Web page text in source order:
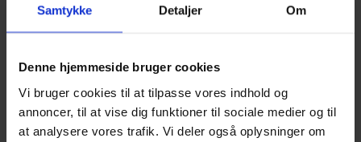
Samtykke Detaljer Om
Denne hjemmeside bruger cookies
Vi bruger cookies til at tilpasse vores indhold og
annoncer, til at vise dig funktioner til sociale medier og til
at analysere vores trafik. Vi deler også oplysninger om
Merci
Palet
Poppy
Scarlet
Secret Garden